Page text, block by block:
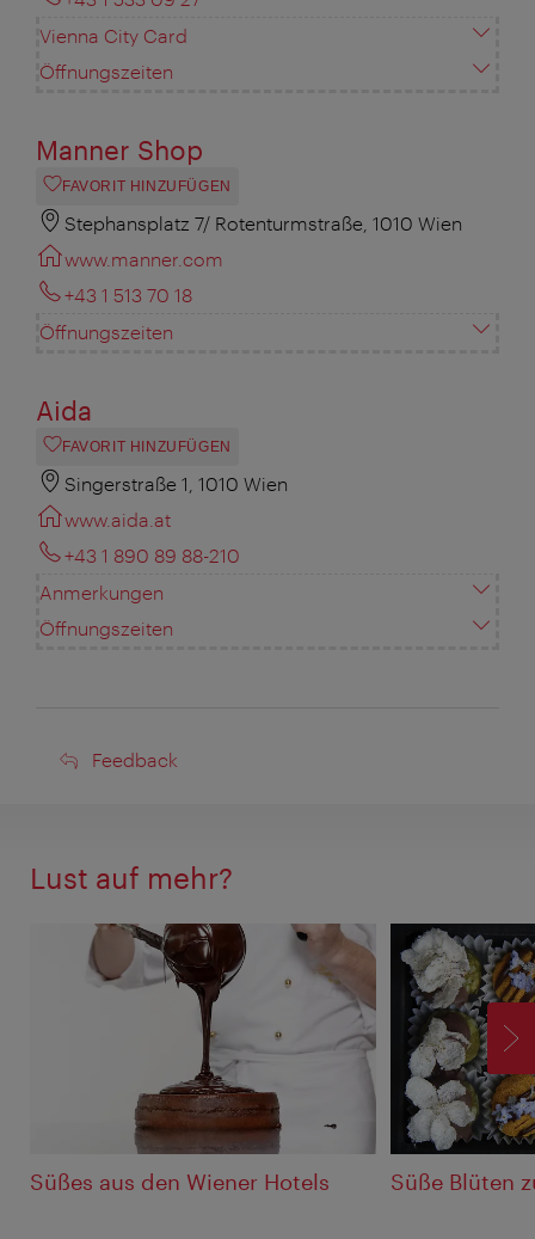
Vienna City Card
Öffnungszeiten
Manner Shop
FAVORIT HINZUFÜGEN
Stephansplatz 7/ Rotenturmstraße, 1010 Wien
www.manner.com
+43 1 513 70 18
Öffnungszeiten
Aida
FAVORIT HINZUFÜGEN
Singerstraße 1, 1010 Wien
www.aida.at
+43 1 890 89 88-210
Anmerkungen
Öffnungszeiten
Feedback
Feedback
Lust auf mehr?
Süßes aus den Wiener Hotels Süße Blüten